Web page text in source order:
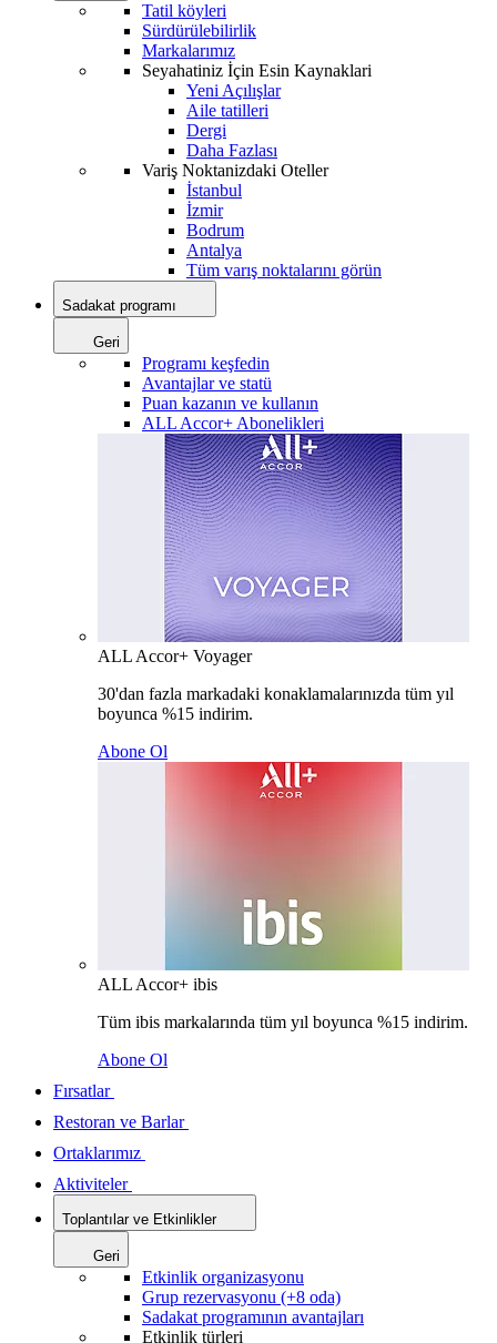
Tatil köyleri
Sürdürülebilirlik
Markalarımız
Seyahatiniz İçin Esin Kaynaklari
Yeni Açılışlar
Aile tatilleri
Dergi
Daha Fazlası
Variş Noktanizdaki Oteller
İstanbul
İzmir
Bodrum
Antalya
Tüm varış noktalarını görün
Sadakat programı
Geri
Programı keşfedin
Avantajlar ve statü
Puan kazanın ve kullanın
ALL Accor+ Abonelikleri
ALL Accor+ Voyager
30'dan fazla markadaki konaklamalarınızda tüm yıl
boyunca %15 indirim.
Abone Ol
ALL Accor+ ibis
Tüm ibis markalarında tüm yıl boyunca %15 indirim.
Abone Ol
Fırsatlar
Restoran ve Barlar
Ortaklarımız
Aktiviteler
Toplantılar ve Etkinlikler
Geri
Etkinlik organizasyonu
Grup rezervasyonu (+8 oda)
Sadakat programının avantajları
Etkinlik türleri